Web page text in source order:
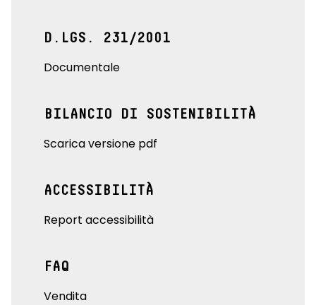
D.LGS. 231/2001
Documentale
BILANCIO DI SOSTENIBILITÀ
Scarica versione pdf
ACCESSIBILITÀ
Report accessibilità
FAQ
Vendita